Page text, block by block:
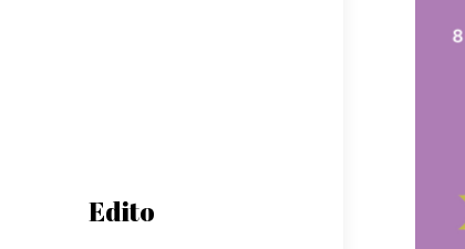
Edito